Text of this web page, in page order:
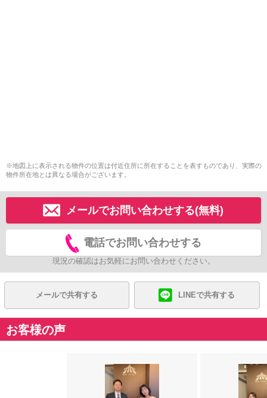
※地図上に表示される物件の位置は付近住所に所在することを表すものであり、実際の
物件所在地とは異なる場合がございます。
メールでお問い合わせする(無料)
電話でお問い合わせする
現況の確認はお気軽にお問い合わせください。
メールで共有する LINEで共有する
お客様の声